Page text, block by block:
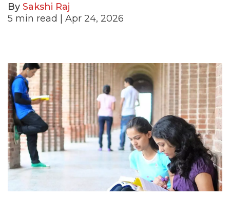
By Sakshi Raj
5 min read | Apr 24, 2026